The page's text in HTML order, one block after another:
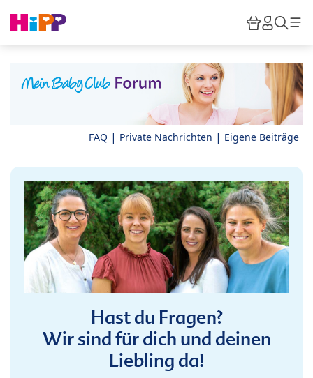
HiPP
FAQ | Private Nachrichten | Eigene Beiträge
Hast du Fragen?
Wir sind für dich und deinen
Liebling da!